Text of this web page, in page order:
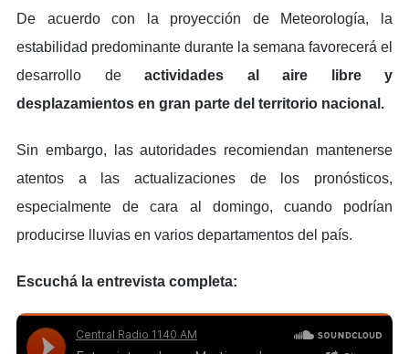
De acuerdo con la proyección de Meteorología, la
estabilidad predominante durante la semana favorecerá el
desarrollo de actividades al aire libre y
desplazamientos en gran parte del territorio nacional.
Sin embargo, las autoridades recomiendan mantenerse
atentos a las actualizaciones de los pronósticos,
especialmente de cara al domingo, cuando podrían
producirse lluvias en varios departamentos del país.
Escuchá la entrevista completa: